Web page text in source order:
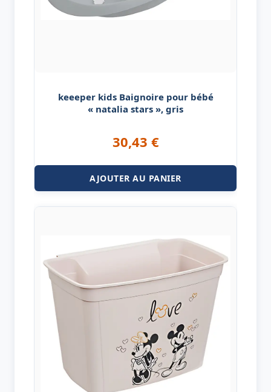
keeeper kids Baignoire pour bébé
« natalia stars », gris
30,43 €
AJOUTER AU PANIER